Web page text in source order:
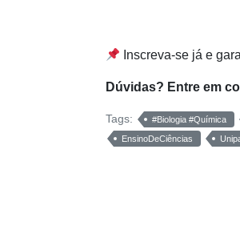
Inscreva-se já e
Dúvidas? Entre em
Tags: #Biologia #Química
EnsinoDeCiências